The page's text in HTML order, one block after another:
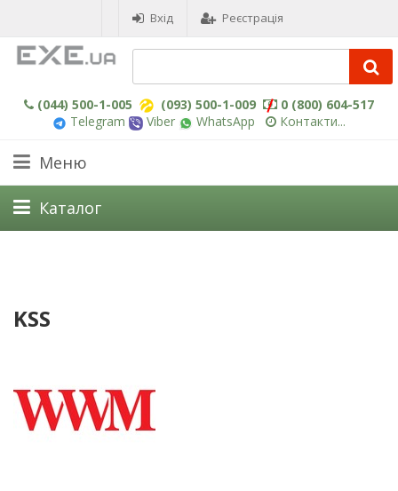
Вхід Реєстрація
(044) 500-1-005 (093) 500-1-009
0 (800) 604-517
Telegram
Viber WhatsApp Контакти...
Меню
Каталог
KSS